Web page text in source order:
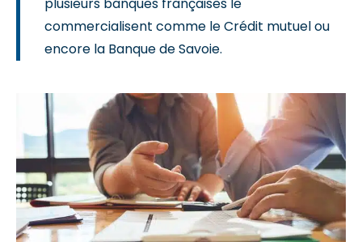
commercialisent comme le Crédit mutuel ou
encore la Banque de Savoie.